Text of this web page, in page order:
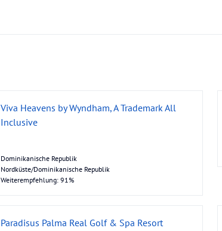
Viva Heavens by Wyndham, A Trademark All
Inclusive
Dominikanische Republik
Nordküste/Dominikanische Republik
Weiterempfehlung: 91%
Paradisus Palma Real Golf & Spa Resort